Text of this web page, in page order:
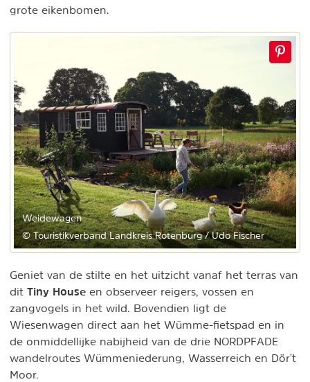
grote eikenbomen.
Weidewagen
© Touristikverband Landkreis Rotenburg / Udo Fischer
Geniet van de stilte en het uitzicht vanaf het terras van
dit Tiny House en observeer reigers, vossen en
zangvogels in het wild. Bovendien ligt de
Wiesenwagen direct aan het Wümme-fietspad en in
de onmiddellijke nabijheid van de drie NORDPFADE
wandelroutes Wümmeniederung, Wasserreich en Dör't
Moor.